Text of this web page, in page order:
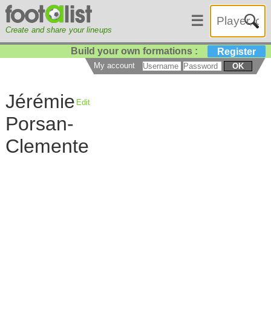
Create and share your lineups
☰
Build your own formations : Register
My account OK
Jérémie
Porsan-
Clemente
Edit